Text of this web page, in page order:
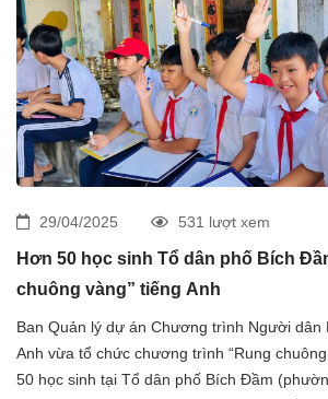
29/04/2025 531 lượt xem
Hơn 50 học sinh Tổ dân phố Bích
chuông vàng” tiếng Anh
Ban Quản lý dự án Chương trình Người dân
Anh vừa tổ chức chương trình “Rung
50 học sinh tại Tổ dân phố Bích Đầm